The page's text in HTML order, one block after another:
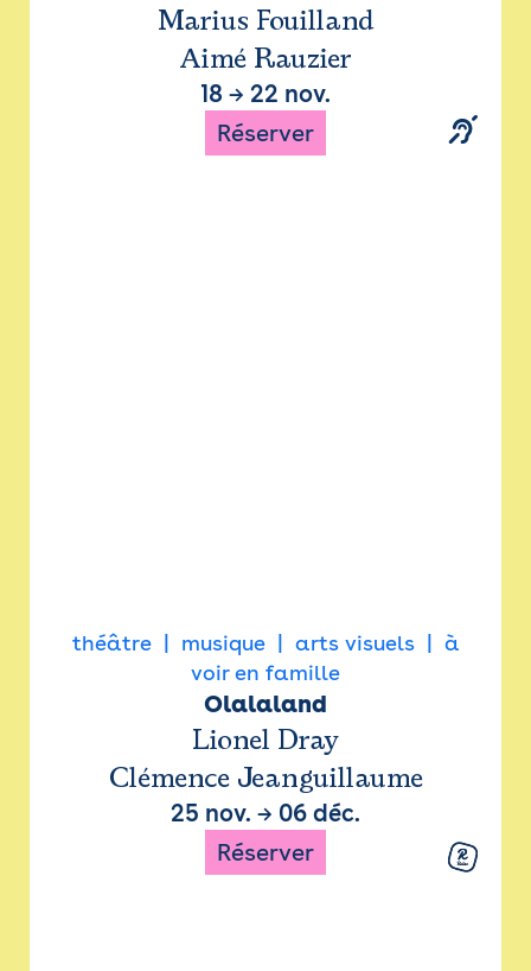
Marius Fouilland
Aimé Rauzier
18 → 22 nov.
Réserver
théâtre musique arts visuels
à
voir en famille
Olalaland
Lionel Dray
Clémence Jeanguillaume
25 nov. → 06 déc.
Réserver